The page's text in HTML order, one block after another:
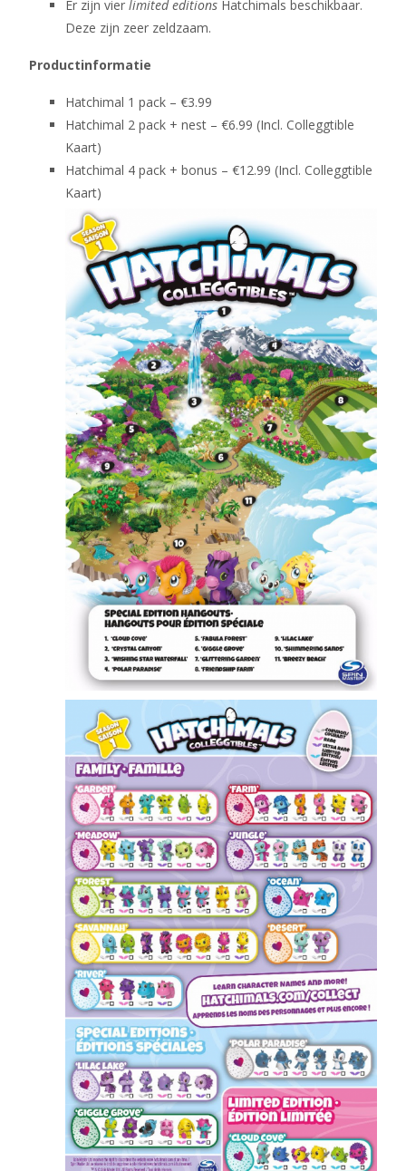
Er zijn vier limited editions Hatchimals beschikbaar.
Deze zijn zeer zeldzaam.
Productinformatie
Hatchimal 1 pack – €3.99
Hatchimal 2 pack + nest – €6.99 (Incl. Colleggtible
Kaart)
Hatchimal 4 pack + bonus – €12.99 (Incl. Colleggtible
Kaart)